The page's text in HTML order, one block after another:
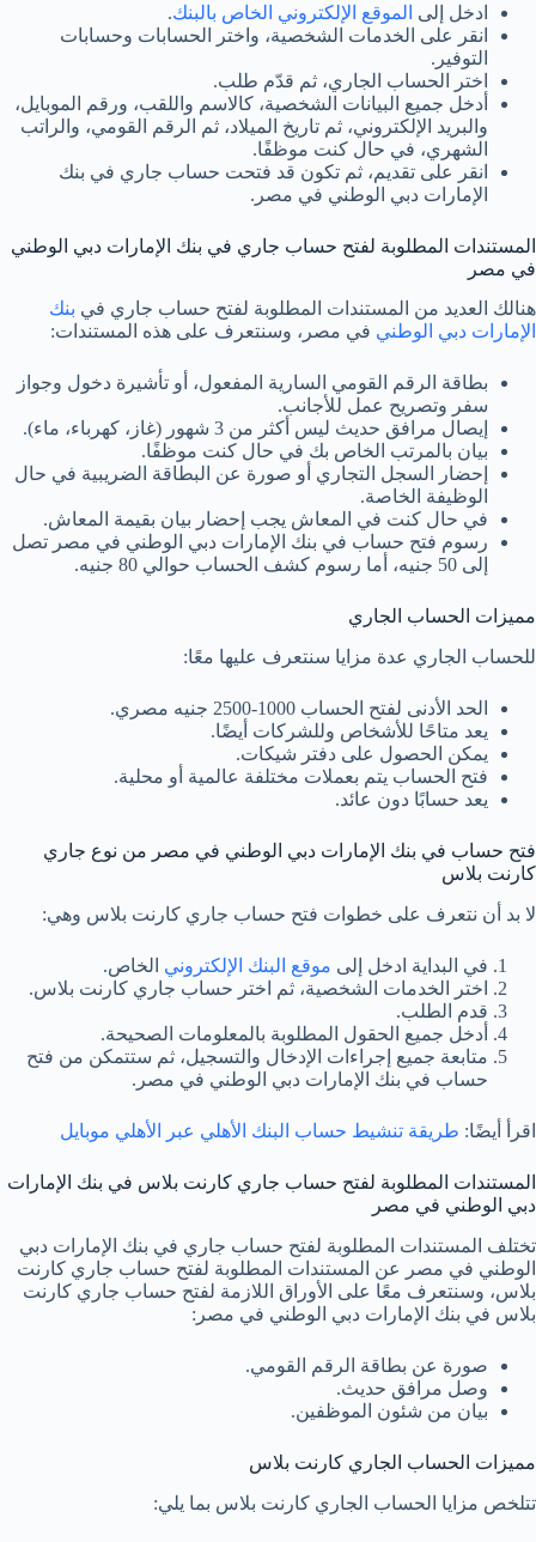
ادخل إلى الموقع الإلكتروني الخاص بالبنك.
انقر على الخدمات الشخصية، واختر الحسابات وحسابات
التوفير.
اختر الحساب الجاري، ثم قدّم طلب.
أدخل جميع البيانات الشخصية، كالاسم واللقب، ورقم الموبايل،
والبريد الإلكتروني، ثم تاريخ الميلاد، ثم الرقم القومي، والراتب
الشهري، في حال كنت موظفًا.
انقر على تقديم، ثم تكون قد فتحت حساب جاري في بنك
الإمارات دبي الوطني في مصر.
المستندات المطلوبة لفتح حساب جاري في بنك الإمارات دبي الوطني
في مصر
هنالك العديد من المستندات المطلوبة لفتح حساب جاري في بنك
الإمارات دبي الوطني في مصر، وسنتعرف على هذه المستندات:
بطاقة الرقم القومي السارية المفعول، أو تأشيرة دخول وجواز
سفر وتصريح عمل للأجانب.
إيصال مرافق حديث ليس أكثر من 3 شهور (غاز، كهرباء، ماء).
بيان بالمرتب الخاص بك في حال كنت موظفًا.
إحضار السجل التجاري أو صورة عن البطاقة الضريبية في حال
الوظيفة الخاصة.
في حال كنت في المعاش يجب إحضار بيان بقيمة المعاش.
رسوم فتح حساب في بنك الإمارات دبي الوطني في مصر تصل
إلى 50 جنيه، أما رسوم كشف الحساب حوالي 80 جنيه.
مميزات الحساب الجاري
للحساب الجاري عدة مزايا سنتعرف عليها معًا:
الحد الأدنى لفتح الحساب 1000-2500 جنيه مصري.
يعد متاحًا للأشخاص وللشركات أيضًا.
يمكن الحصول على دفتر شيكات.
فتح الحساب يتم بعملات مختلفة عالمية أو محلية.
يعد حسابًا دون عائد.
فتح حساب في بنك الإمارات دبي الوطني في مصر من نوع جاري
كارنت بلاس
لا بد أن نتعرف على خطوات فتح حساب جاري كارنت بلاس وهي:
في البداية ادخل إلى موقع البنك الإلكتروني الخاص.
اختر الخدمات الشخصية، ثم اختر حساب جاري كارنت بلاس.
قدم الطلب.
أدخل جميع الحقول المطلوبة بالمعلومات الصحيحة.
متابعة جميع إجراءات الإدخال والتسجيل، ثم ستتمكن من فتح
حساب في بنك الإمارات دبي الوطني في مصر.
اقرأ أيضًا: طريقة تنشيط حساب البنك الأهلي عبر الأهلي موبايل
المستندات المطلوبة لفتح حساب جاري كارنت بلاس في بنك الإمارات
دبي الوطني في مصر
تختلف المستندات المطلوبة لفتح حساب جاري في بنك الإمارات دبي
الوطني في مصر عن المستندات المطلوبة لفتح حساب جاري كارنت
بلاس، وسنتعرف معًا على الأوراق اللازمة لفتح حساب جاري كارنت
بلاس في بنك الإمارات دبي الوطني في مصر:
صورة عن بطاقة الرقم القومي.
وصل مرافق حديث.
بيان من شئون الموظفين.
مميزات الحساب الجاري كارنت بلاس
تتلخص مزايا الحساب الجاري كارنت بلاس بما يلي: